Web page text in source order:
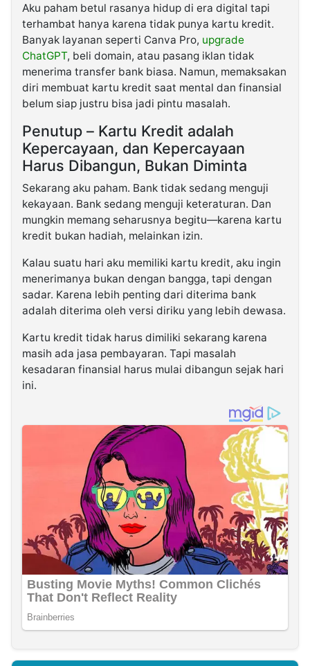
Aku paham betul rasanya hidup di era digital tapi
terhambat hanya karena tidak punya kartu kredit.
Banyak layanan seperti Canva Pro, upgrade
ChatGPT, beli domain, atau pasang iklan tidak
menerima transfer bank biasa. Namun, memaksakan
diri membuat kartu kredit saat mental dan finansial
belum siap justru bisa jadi pintu masalah.
Penutup – Kartu Kredit adalah
Kepercayaan, dan Kepercayaan
Harus Dibangun, Bukan Diminta
Sekarang aku paham. Bank tidak sedang menguji
kekayaan. Bank sedang menguji keteraturan. Dan
mungkin memang seharusnya begitu—karena kartu
kredit bukan hadiah, melainkan izin.
Kalau suatu hari aku memiliki kartu kredit, aku ingin
menerimanya bukan dengan bangga, tapi dengan
sadar. Karena lebih penting dari diterima bank
adalah diterima oleh versi diriku yang lebih dewasa.
Kartu kredit tidak harus dimiliki sekarang karena
masih ada jasa pembayaran. Tapi masalah
kesadaran finansial harus mulai dibangun sejak hari
ini.